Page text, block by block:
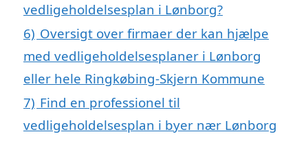
vedligeholdelsesplan i Lønborg?
6) Oversigt over firmaer der kan hjælpe
med vedligeholdelsesplaner i Lønborg
eller hele Ringkøbing-Skjern Kommune
7) Find en professionel til
vedligeholdelsesplan i byer nær Lønborg